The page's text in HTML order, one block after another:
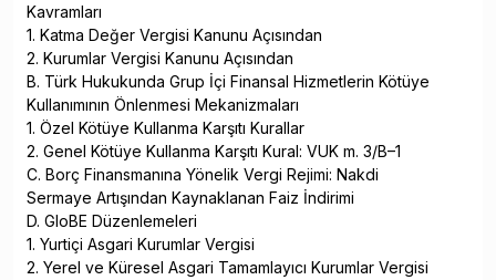
Kavramları
1. Katma Değer Vergisi Kanunu Açısından
2. Kurumlar Vergisi Kanunu Açısından
B. Türk Hukukunda Grup İçi Finansal Hizmetlerin Kötüye
Kullanımının Önlenmesi Mekanizmaları
1. Özel Kötüye Kullanma Karşıtı Kurallar
2. Genel Kötüye Kullanma Karşıtı Kural: VUK m. 3/B–1
C. Borç Finansmanına Yönelik Vergi Rejimi: Nakdi
Sermaye Artışından Kaynaklanan Faiz İndirimi
D. GloBE Düzenlemeleri
1. Yurtiçi Asgari Kurumlar Vergisi
2. Yerel ve Küresel Asgari Tamamlayıcı Kurumlar Vergisi